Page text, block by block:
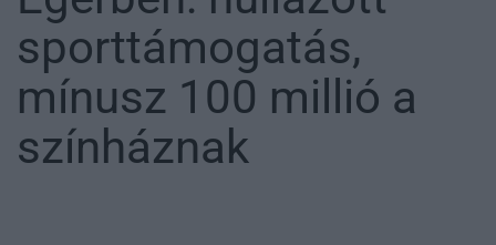
sporttámogatás,
mínusz 100 millió a
színháznak